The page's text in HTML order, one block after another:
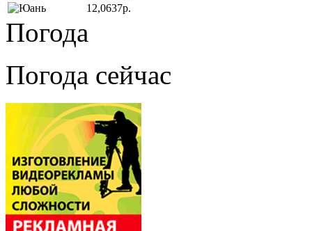
12,0637р.
Погода
Погода сейчас